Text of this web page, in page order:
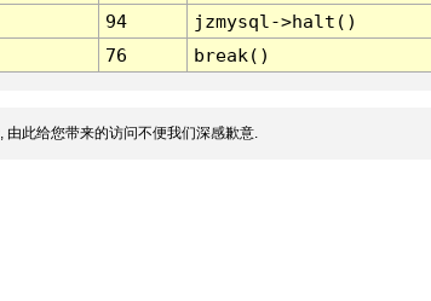
94
jzmysql->halt()
76 break()
此给您带来的访问不便我们深感歉意.